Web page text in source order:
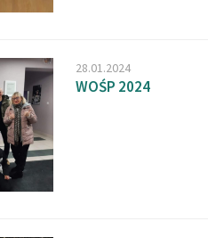
28.01.2024
WOŚP 2024